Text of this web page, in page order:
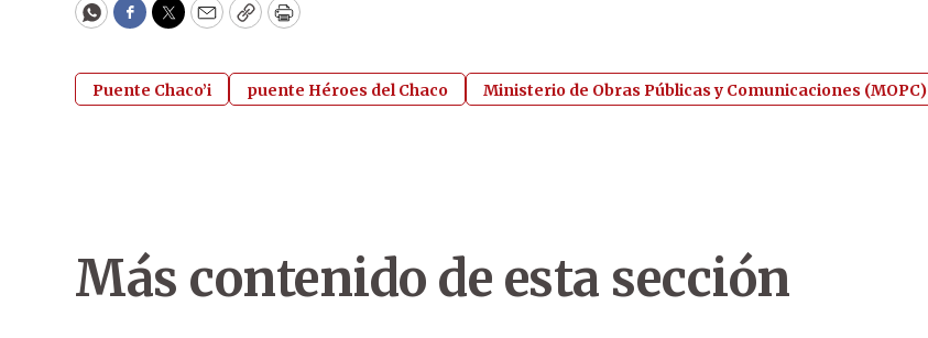
WhatsApp
Facebook
Twitter
EmailCopyPrint
Puente Chaco’i puente Héroes del Chaco Ministerio de Obras Públicas y Comunicaciones (MOPC)
Más contenido de esta sección